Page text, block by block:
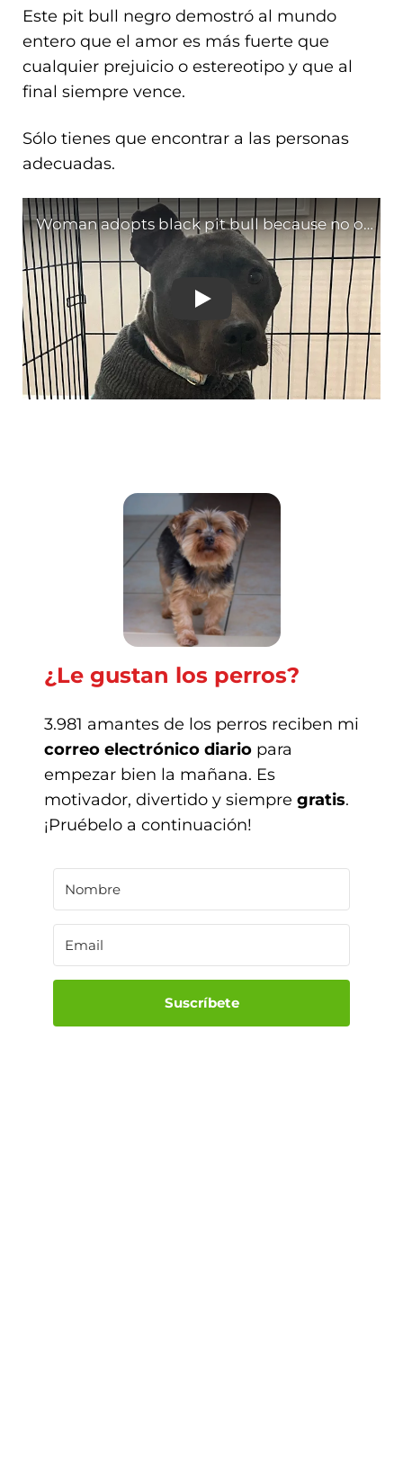
Este pit bull negro demostró al mundo
entero que el amor es más fuerte que
cualquier prejuicio o estereotipo y que al
final siempre vence.
Sólo tienes que encontrar a las personas
adecuadas.
Woman adopts black
¿Le gustan los perros?
3.981 amantes de los perros reciben mi
correo electrónico diario para
empezar bien la mañana. Es
motivador, divertido y siempre gratis.
¡Pruébelo a continuación!
Suscríbete